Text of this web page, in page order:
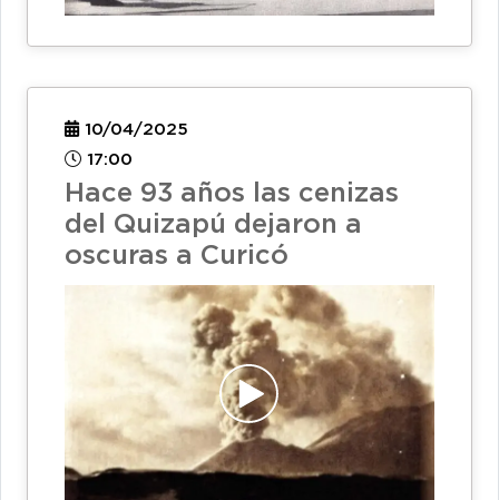
10/04/2025
17:00
Hace 93 años las cenizas
del Quizapú dejaron a
oscuras a Curicó